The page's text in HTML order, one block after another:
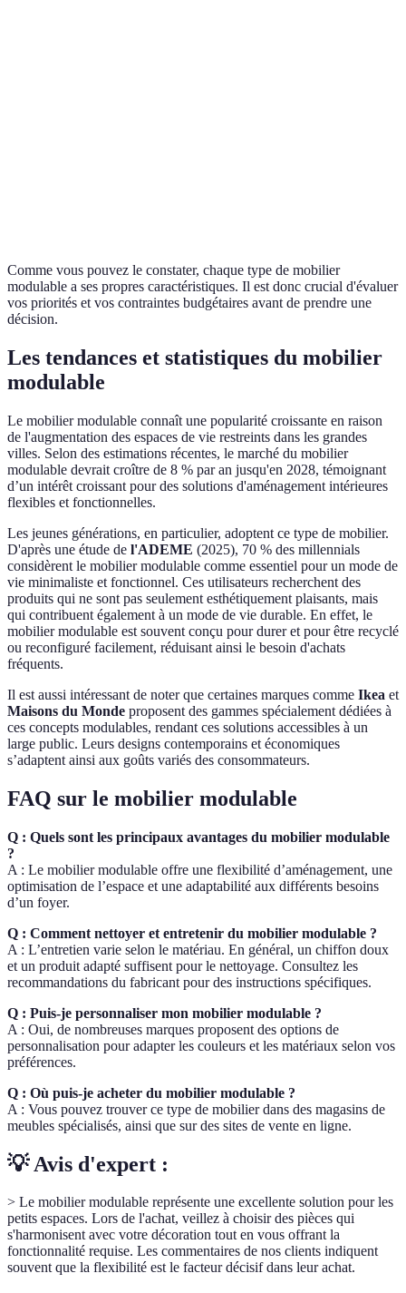
Comme vous pouvez le constater, chaque type de mobilier
modulable a ses propres caractéristiques. Il est donc crucial d'évaluer
vos priorités et vos contraintes budgétaires avant de prendre une
décision.
Les tendances et statistiques du mobilier
modulable
Le mobilier modulable connaît une popularité croissante en raison
de l'augmentation des espaces de vie restreints dans les grandes
villes. Selon des estimations récentes, le marché du mobilier
modulable devrait croître de 8 % par an jusqu'en 2028, témoignant
d’un intérêt croissant pour des solutions d'aménagement intérieures
flexibles et fonctionnelles.
Les jeunes générations, en particulier, adoptent ce type de mobilier.
D'après une étude de l'ADEME (2025), 70 % des millennials
considèrent le mobilier modulable comme essentiel pour un mode de
vie minimaliste et fonctionnel. Ces utilisateurs recherchent des
produits qui ne sont pas seulement esthétiquement plaisants, mais
qui contribuent également à un mode de vie durable. En effet, le
mobilier modulable est souvent conçu pour durer et pour être recyclé
ou reconfiguré facilement, réduisant ainsi le besoin d'achats
fréquents.
Il est aussi intéressant de noter que certaines marques comme Ikea et
Maisons du Monde proposent des gammes spécialement dédiées à
ces concepts modulables, rendant ces solutions accessibles à un
large public. Leurs designs contemporains et économiques
s’adaptent ainsi aux goûts variés des consommateurs.
FAQ sur le mobilier modulable
Q : Quels sont les principaux avantages du mobilier modulable
?
A : Le mobilier modulable offre une flexibilité d’aménagement, une
optimisation de l’espace et une adaptabilité aux différents besoins
d’un foyer.
Q : Comment nettoyer et entretenir du mobilier modulable ?
A : L’entretien varie selon le matériau. En général, un chiffon doux
et un produit adapté suffisent pour le nettoyage. Consultez les
recommandations du fabricant pour des instructions spécifiques.
Q : Puis-je personnaliser mon mobilier modulable ?
A : Oui, de nombreuses marques proposent des options de
personnalisation pour adapter les couleurs et les matériaux selon vos
préférences.
Q : Où puis-je acheter du mobilier modulable ?
A : Vous pouvez trouver ce type de mobilier dans des magasins de
meubles spécialisés, ainsi que sur des sites de vente en ligne.
💡 Avis d'expert :
> Le mobilier modulable représente une excellente solution pour les
petits espaces. Lors de l'achat, veillez à choisir des pièces qui
s'harmonisent avec votre décoration tout en vous offrant la
fonctionnalité requise. Les commentaires de nos clients indiquent
souvent que la flexibilité est le facteur décisif dans leur achat.